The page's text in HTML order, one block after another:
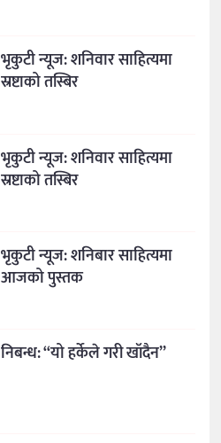
भृकुटी न्यूज: शनिवार साहित्यमा
स्रष्टाको तस्बिर
भृकुटी न्यूज: शनिवार साहित्यमा
स्रष्टाको तस्बिर
भृकुटी न्यूज: शनिबार साहित्यमा
आजको पुस्तक
निबन्ध: “यो हर्केले गरी खाँदैन”